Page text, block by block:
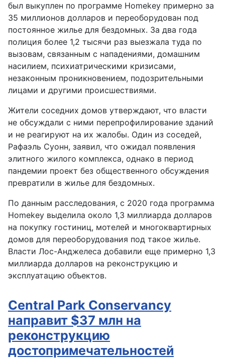
был выкуплен по программе Homekey примерно за
35 миллионов долларов и переоборудован под
постоянное жилье для бездомных. За два года
полиция более 1,2 тысячи раз выезжала туда по
вызовам, связанным с нападениями, домашним
насилием, психиатрическими кризисами,
незаконным проникновением, подозрительными
лицами и другими происшествиями.
Жители соседних домов утверждают, что власти
не обсуждали с ними перепрофилирование зданий
и не реагируют на их жалобы. Один из соседей,
Рафаэль Суонн, заявил, что ожидал появления
элитного жилого комплекса, однако в период
пандемии проект без общественного обсуждения
превратили в жилье для бездомных.
По данным расследования, с 2020 года программа
Homekey выделила около 1,3 миллиарда долларов
на покупку гостиниц, мотелей и многоквартирных
домов для переоборудования под такое жилье.
Власти Лос-Анджелеса добавили еще примерно 1,3
миллиарда долларов на реконструкцию и
эксплуатацию объектов.
Central Park Conservancy
направит $37 млн на
реконструкцию
достопримечательностей